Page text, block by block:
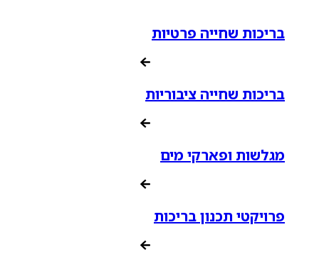
בריכות שחייה פרטיות
בריכות שחייה ציבוריות
מגלשות ופארקי מים
פרויקטי תכנון בריכות